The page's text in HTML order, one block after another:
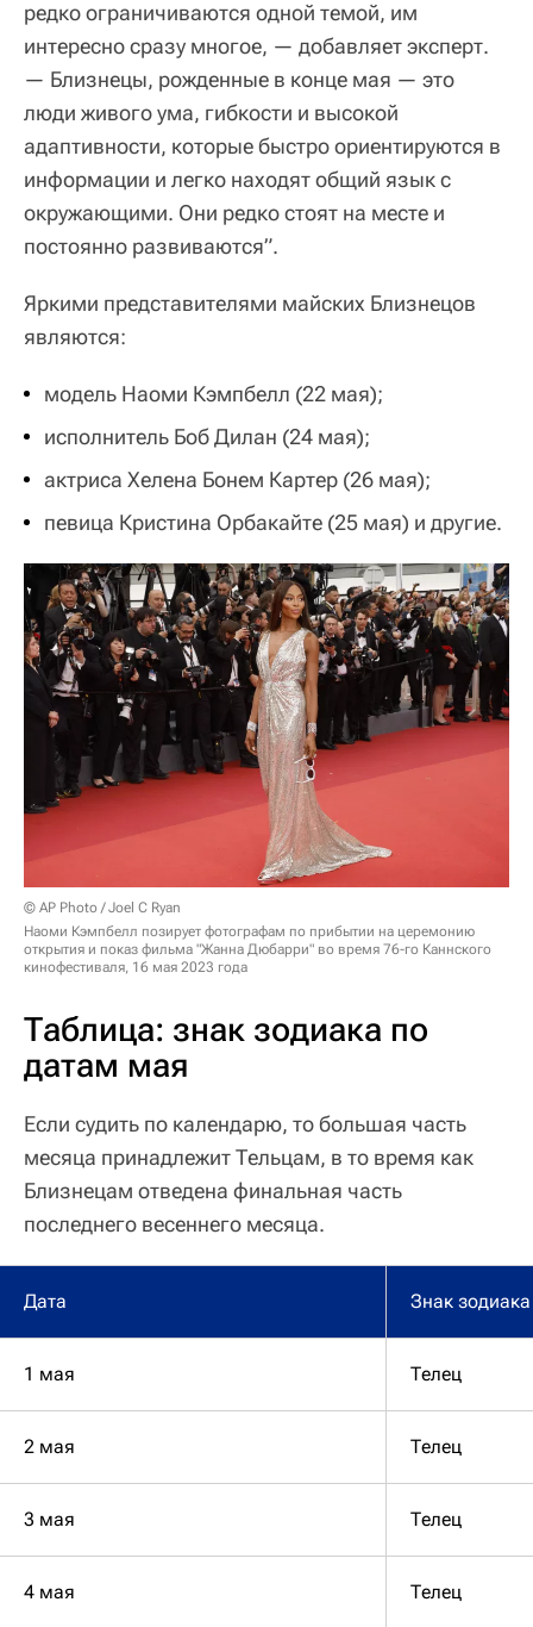
редко ограничиваются одной темой, им
интересно сразу многое, — добавляет эксперт.
— Близнецы, рожденные в конце мая — это
люди живого ума, гибкости и высокой
адаптивности, которые быстро ориентируются в
информации и легко находят общий язык с
окружающими. Они редко стоят на месте и
постоянно развиваются”.
Яркими представителями майских Близнецов
являются:
модель Наоми Кэмпбелл (22 мая);
исполнитель Боб Дилан (24 мая);
актриса Хелена Бонем Картер (26 мая);
певица Кристина Орбакайте (25 мая) и другие.
© AP Photo / Joel C Ryan
Наоми Кэмпбелл позирует фотографам по прибытии на церемонию
открытия и показ фильма "Жанна Дюбарри" во время 76-го Каннского
кинофестиваля, 16 мая 2023 года
Таблица: знак зодиака по
датам мая
Если судить по календарю, то большая часть
месяца принадлежит Тельцам, в то время как
Близнецам отведена финальная часть
последнего весеннего месяца.
Дата Знак зодиака
1 мая Телец
2 мая Телец
3 мая Телец
4 мая Телец